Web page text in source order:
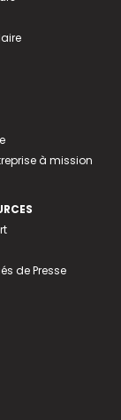
à mission
de Presse